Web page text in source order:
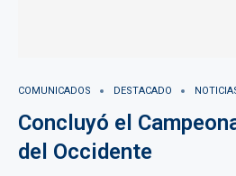
COMUNICADOS DESTACADO
Concluyó el
del Occidente